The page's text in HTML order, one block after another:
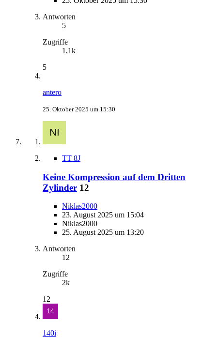
Antworten
5
Zugriffe
1,1k
5
antero
25. Oktober 2025 um 15:30
TT 8J
Keine Kompression auf dem Dritten
Zylinder 12
Niklas2000
23. August 2025 um 15:04
Niklas2000
25. August 2025 um 13:20
Antworten
12
Zugriffe
2k
12
140i